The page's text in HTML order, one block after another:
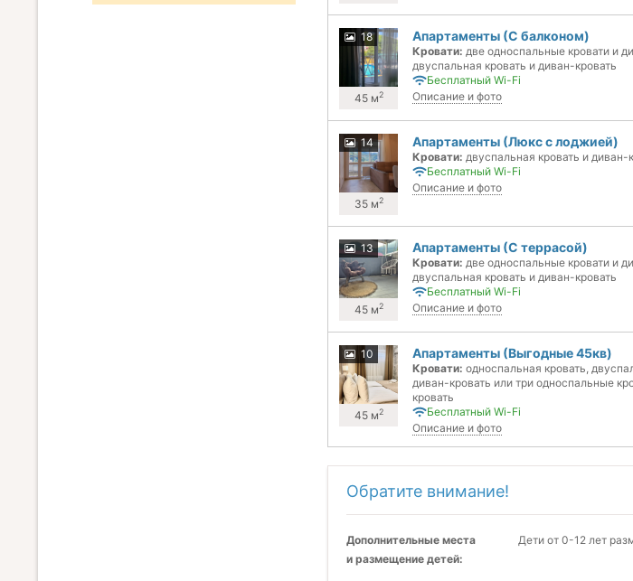
18
45 м2
Апартаменты (С балконом)
Кровати: две односпальные кровати и
двуспальная кровать и диван-кровать
Бесплатный Wi-Fi
Описание и фото
14
35 м2
Апартаменты (Люкс с лоджией)
Кровати: двуспальная кровать и диван-
Бесплатный Wi-Fi
Описание и фото
13
45 м2
Апартаменты (С террасой)
Кровати: две односпальные кровати и
двуспальная кровать и диван-кровать
Бесплатный Wi-Fi
Описание и фото
10
45 м2
Апартаменты (Выгодные 45кв)
Кровати: односпальная кровать,
диван-кровать или три односпальные
кровать
Бесплатный Wi-Fi
Описание и фото
Обратите внимание!
Дополнительные места
и размещение детей:
Дети от 0-12 лет